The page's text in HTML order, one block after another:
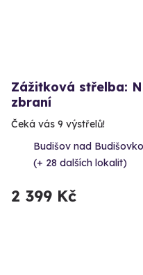
Zážitková střelba:
zbraní
Čeká vás 9 výstřelů!
Budišov nad
(+ 28 dalších lokalit)
2 399 Kč